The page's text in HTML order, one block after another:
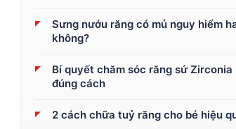
Sưng nướu răng có mủ nguy hiểm
không?
Bí quyết chăm sóc răng sứ Zirconia
đúng cách
2 cách chữa tuỷ răng cho bé hiệu